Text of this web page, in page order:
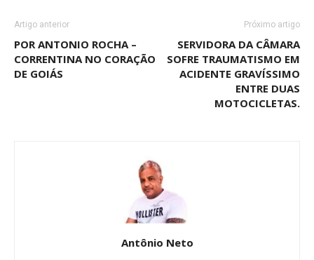
Artigo anterior
POR ANTONIO ROCHA –
CORRENTINA NO CORAÇÃO
DE GOIÁS
Próximo artigo
SERVIDORA DA CÂMARA
SOFRE TRAUMATISMO EM
ACIDENTE GRAVÍSSIMO
ENTRE DUAS
MOTOCICLETAS.
Antônio Neto